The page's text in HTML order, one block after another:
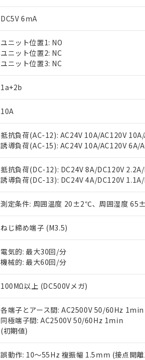
DC5V 6mA
ユニット位置1: NO
ユニット位置2: NC
ユニット位置3: NC
1a+2b
10A
抵抗負荷(AC-12): AC24V 10A/AC120V
誘導負荷(AC-15): AC24V 10A/AC120V 6A/
抵抗負荷(DC-12): DC24V 8A/DC120V
誘導負荷(DC-13): DC24V 4A/DC120V
測定条件: 周囲温度 20±2℃、周囲湿度
ねじ締め端子 (M3.5)
電気的: 最大30回/分
機械的: 最大60回/分
100MΩ以上 (DC500Vメガ)
各端子とアース間: AC2500V 50/60Hz 1min
同極端子間: AC2500V 50/60Hz 1min
(初期値)
誤動作: 10～55Hz 複振幅 1.5mm (接点開
ご利用条件
以下の条件をお読みいただき、同意のう
本サービスは、当社制御機器事業
くものです。
当社制御機器事業取扱商品の中に
のであり、閲覧された時点での実
い。
正式な納期状況および標準価格は
当社販売員にご相談ください。
オムロン制御機器販売店や当社販
在庫状況および標準価格結果を当
マイパーツ機能（部品リスト作成
ている必要があります。
お客様が当ウェブサイト上で当社
さい。
※当社の共同利用者とは、"個人情
いる法人を指します。
※1 対応状況
対応済み：EU RoHS指令（10物質
対応予定：EU RoHS指令（10物質）の
対応予定なし：EU RoHS指令（10物質
非該当品：ライセンス料など無形物で、
仕入先様の事情により、非含有部品と
があります。
*EU RoHS指令（10物質）：
鉛(Pb) 1000ppm以下、 水銀(Hg) 1000ppm以下、
六価クロム(Cr(Ⅵ)) 1000ppm以下、ポリ臭化ビフェ
但し、RoHS指令で産業用監視および制御機器に対
フタル酸エステル類の４物質については閾値を超え
※2 対応予定月
部品在庫の切り替え状況などにより、予
※3 非含有証明書ダウンロード
下記の非含有証明書をダウンロードする
EU RoHS指令（10物質）の非含有証明書
51物質の非含有証明書（当社基準）
※本証明書は発行日時点で非含有を証明
また、RoHS指令のフタル酸エステル
混在することから備考欄に対応日を記載
※1 中国RoHS○×表
「－」：未確認です。当社販売部門へ
*中国RoHS10物質の基準値 (GB/T26572)：
Pb(鉛) :1000ppm、 Hg(水銀) : 1000ppm、 Cd(カド
Cr(Ⅵ)(六価クロム) : 1000ppm、 PBBs(ポリ臭化ビ
DBP(フタル酸ジブチル) : 1000ppm、 DIBP(フタル
DEHP(フタル酸ビス(2-エチルヘキシル)) : 1000ppm
※2 環境保護使用期限
「ｅ」：有害物質（10物質）のすべて
「10」：通常の使用状況下において有
味します。
当社は、これら貴社製品のうち、
う）を輸出または国外への提供す
当社は規制貨物を破棄する場合は
ます。
当社は貴社製品を、核兵器、ミサ
当社は、貴社製品を第三者に販売
また当社は、販売先および販売に
たしません。
記
号
説明
○ 一定数以上の在庫あり
△ 一定数には満たないが在庫あり
－
在庫なし(最新の在庫状況につ
機器販売店・当社販売員にご
空
白
受注生産機種、また在庫状況